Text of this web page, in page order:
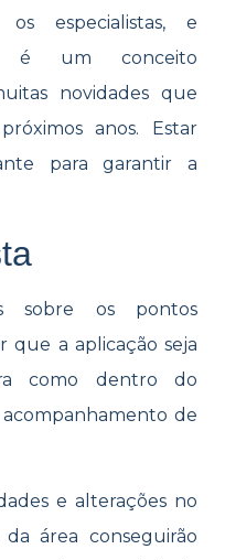
especialistas, e
é um conceito
novidades que
anos. Estar
para garantir a
sobre os pontos
que a aplicação seja
como dentro do
de
e alterações no
da área conseguirão